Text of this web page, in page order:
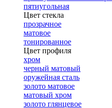
пятиугольная
Цвет стекла
прозрачное
матовое
тонированное
Цвет профиля
хром
черный матовый
оружейная сталь
золото матовое
матовый хром
золото глянцевое